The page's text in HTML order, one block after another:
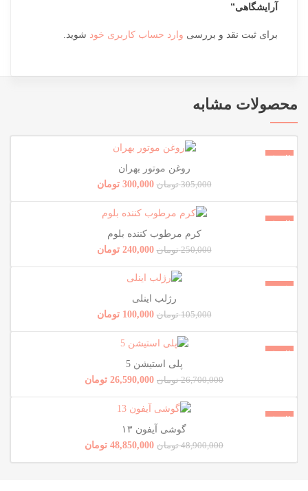
آرایشگاهی”
برای ثبت نقد و بررسی وارد حساب کاربری خود شوید.
محصولات مشابه
فروش!
روغن موتور بهران
305,000 تومان 300,000 تومان
فروش!
کرم مرطوب کننده بلوم
250,000 تومان 240,000 تومان
فروش!
رژلب اینلی
105,000 تومان 100,000 تومان
فروش!
پلی استیشن 5
26,700,000 تومان 26,590,000 تومان
فروش!
گوشی آیفون ۱۳
48,900,000 تومان 48,850,000 تومان